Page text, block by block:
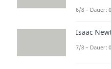
Kräfte
6/8 – Dauer:
Isaac
7/8 – Dauer: